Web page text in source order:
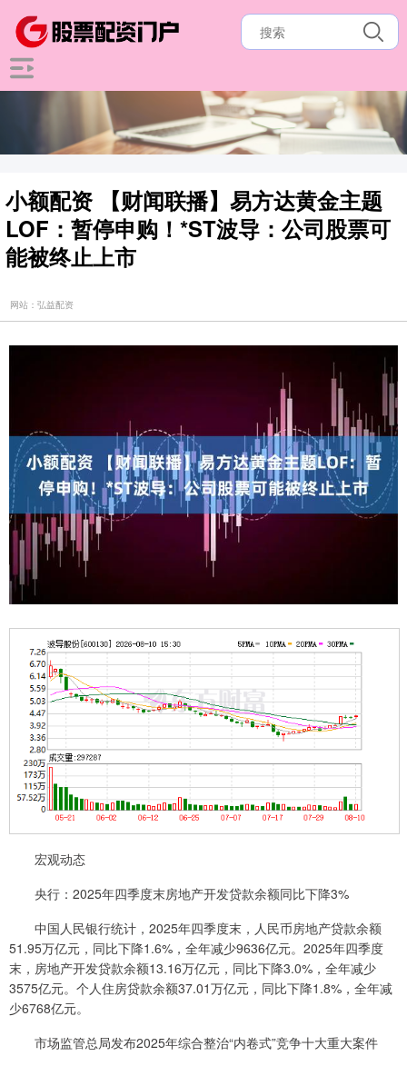
小额配资 【财闻联播】易方达黄金主题
LOF：暂停申购！*ST波导：公司股票可
能被终止上市
网站：弘益配资
宏观动态
央行：2025年四季度末房地产开发贷款余额同比下降3%
中国人民银行统计，2025年四季度末，人民币房地产贷款余额
51.95万亿元，同比下降1.6%，全年减少9636亿元。2025年四季度
末，房地产开发贷款余额13.16万亿元，同比下降3.0%，全年减少
3575亿元。个人住房贷款余额37.01万亿元，同比下降1.8%，全年减
少6768亿元。
市场监管总局发布2025年综合整治“内卷式”竞争十大重大案件